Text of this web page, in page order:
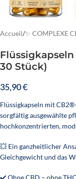
Accueil/✨ COMPLEXE
30 Stück)
35,90€
Flüssigkapseln mit
sorgfältig ausgewählte
hochkonzentrierten,
💥 Ein ganzheitlicher
Gleichgewicht und das
✔️ Ohne CBD – ohne THC